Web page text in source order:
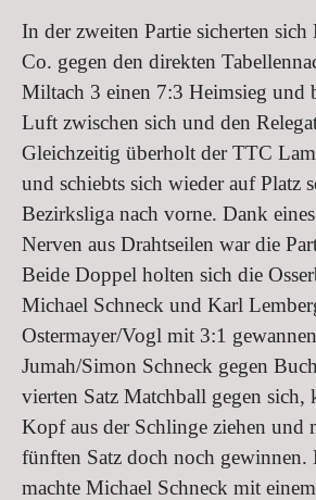
In der zweiten Partie sicherten sich
Co. gegen den direkten
Miltach 3 einen 7:3 Heimsieg und
Luft zwischen sich und den
Gleichzeitig überholt der TTC
und schiebts sich wieder auf Platz
Bezirksliga nach vorne. Dank
Nerven aus Drahtseilen war die
Beide Doppel holten sich die
Michael Schneck und Karl
Ostermayer/Vogl mit 3:1
Jumah/Simon Schneck gegen
vierten Satz Matchball gegen sich,
Kopf aus der Schlinge ziehen und
fünften Satz doch noch gewinnen.
machte Michael Schneck mit